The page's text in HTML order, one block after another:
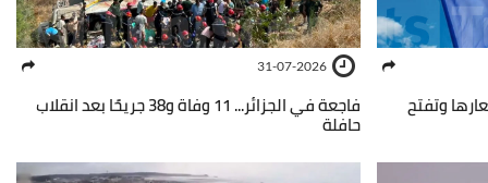
وتفتح
31-07-2026
فاجعة في الجزائر... 11 وفاة و38 جريحًا بعد انقلاب
حافلة